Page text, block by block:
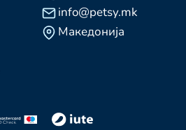
info@petsy.mk
Македонија